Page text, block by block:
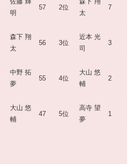
明
57 2位
太
7
森下 翔
太
56 3位
近本 光
司
3
中野 拓
夢
55 4位
大山 悠
輔
2
大山 悠
輔
47 5位
高寺 望
夢
1